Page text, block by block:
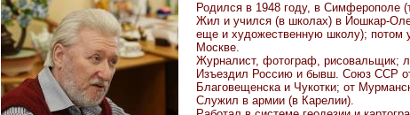
Родился в 1948 году, в Симферополе
Жил и учился (в школах) в Йошкар-
еще и художественную школу); потом
Москве.
Журналист, фотограф, рисовальщик;
Изъездил Россию и бывш. Союз ССР
Благовещенска и Чукотки; от
Служил в армии (в Карелии).